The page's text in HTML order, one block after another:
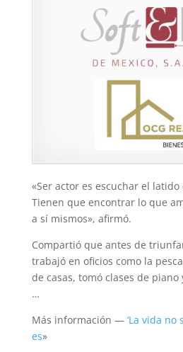
«Ser actor es escuchar el latido
Tienen que encontrar lo que
a sí mismos», afirmó.
Compartió que antes de
trabajó en oficios como la
de casas, tomó clases de
…
Más información — ‘La vida
es»